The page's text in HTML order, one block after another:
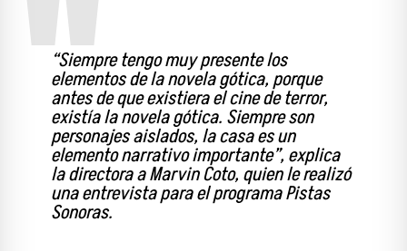
“Siempre tengo muy presente los
elementos de la novela gótica, porque
antes de que existiera el cine de terror,
existía la novela gótica. Siempre son
personajes aislados, la casa es un
elemento narrativo importante”, explica
la directora a Marvin Coto, quien le realizó
una entrevista para el programa Pistas
Sonoras.